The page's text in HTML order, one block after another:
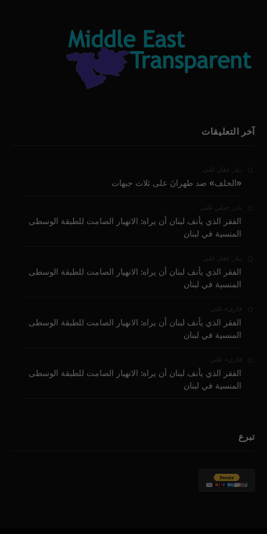
آخر التعليقات
بيار عقل على
«الحلف» ضد طهرانَ على ثلاث جبهات
نادر جبلي على
الفقر الذي يأنف لبنان أن يراه: الانهيار الصامت للطبقة الوسطى
المنسية في لبنان
بيار عقل على
الفقر الذي يأنف لبنان أن يراه: الانهيار الصامت للطبقة الوسطى
المنسية في لبنان
قارىء على
الفقر الذي يأنف لبنان أن يراه: الانهيار الصامت للطبقة الوسطى
المنسية في لبنان
قارىء على
الفقر الذي يأنف لبنان أن يراه: الانهيار الصامت للطبقة الوسطى
المنسية في لبنان
تبرع